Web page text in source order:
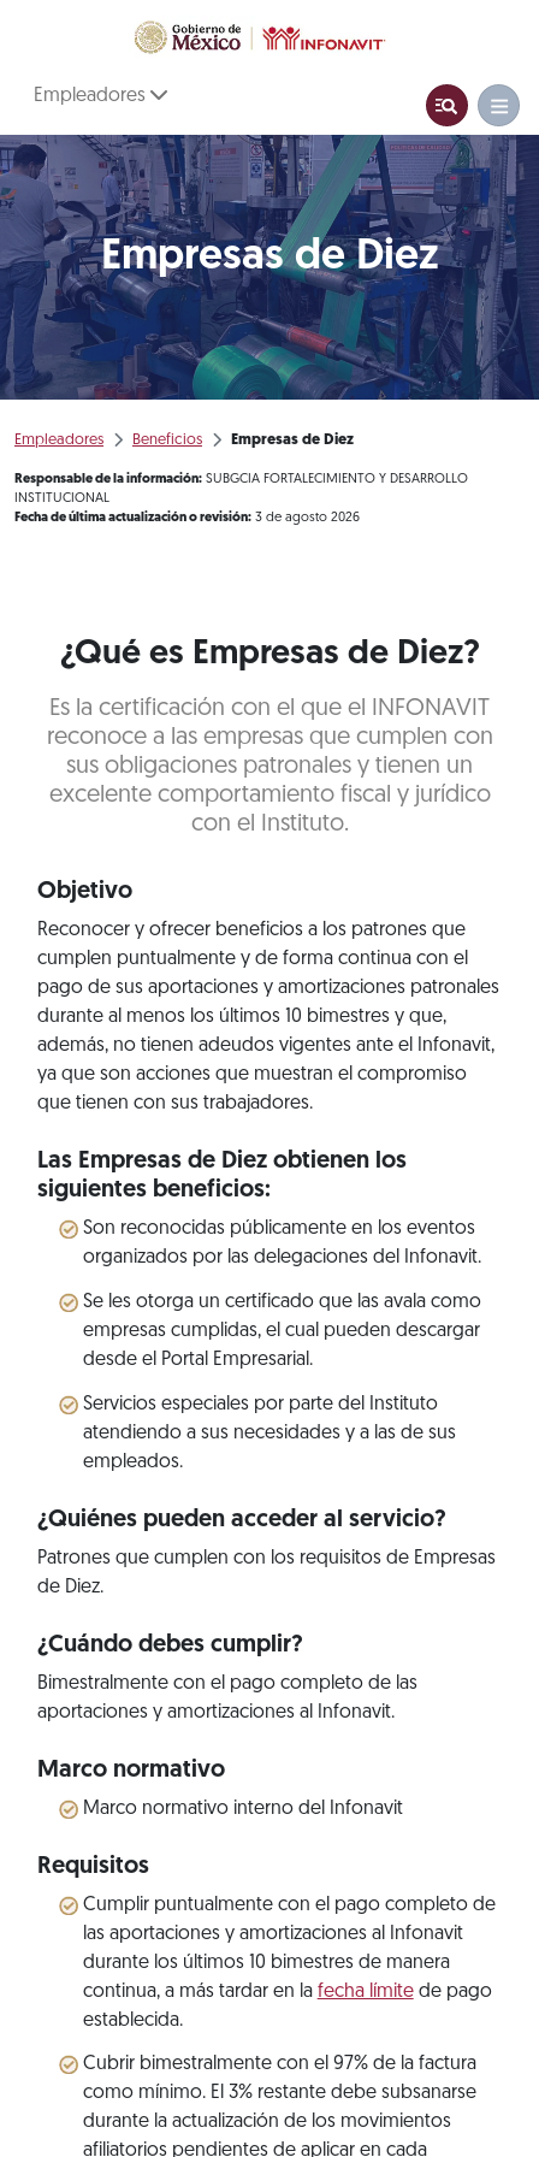
Empleadores
Empresas de Diez
Empleadores Beneficios Empresas de Diez
Responsable de la información: SUBGCIA FORTALECIMIENTO Y DESARROLLO
INSTITUCIONAL
Fecha de última actualización o revisión: 3 de agosto 2026
¿Qué es Empresas de Diez?
Es la certificación con el que el INFONAVIT
reconoce a las empresas que cumplen con
sus obligaciones patronales y tienen un
excelente comportamiento fiscal y jurídico
con el Instituto.
Objetivo
Reconocer y ofrecer beneficios a los patrones que
cumplen puntualmente y de forma continua con el
pago de sus aportaciones y amortizaciones patronales
durante al menos los últimos 10 bimestres y que,
además, no tienen adeudos vigentes ante el Infonavit,
ya que son acciones que muestran el compromiso
que tienen con sus trabajadores.
Las Empresas de Diez obtienen los
siguientes beneficios:
Son reconocidas públicamente en los eventos
organizados por las delegaciones del Infonavit.
Se les otorga un certificado que las avala como
empresas cumplidas, el cual pueden descargar
desde el Portal Empresarial.
Servicios especiales por parte del Instituto
atendiendo a sus necesidades y a las de sus
empleados.
¿Quiénes pueden acceder al servicio?
Patrones que cumplen con los requisitos de Empresas
de Diez.
¿Cuándo debes cumplir?
Bimestralmente con el pago completo de las
aportaciones y amortizaciones al Infonavit.
Marco normativo
Marco normativo interno del Infonavit
Requisitos
Cumplir puntualmente con el pago completo de
las aportaciones y amortizaciones al Infonavit
durante los últimos 10 bimestres de manera
continua, a más tardar en la fecha límitede pago
establecida.
Cubrir bimestralmente con el 97% de la factura
como mínimo. El 3% restante debe subsanarse
durante la actualización de los movimientos
afiliatorios pendientes de aplicar en cada